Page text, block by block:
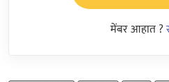
मेंबर आहात ?